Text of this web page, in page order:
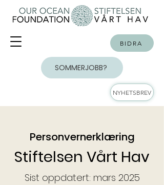
BIDRA
NYHETSBREV
SOMMERJOBB?
Personvernerklæring
Stiftelsen Vårt Hav
Sist oppdatert: mars 2025